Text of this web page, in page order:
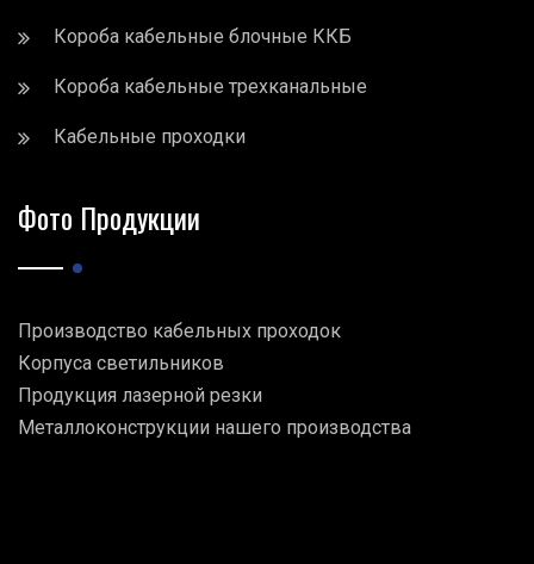
Короба кабельные блочные ККБ
Короба кабельные трехканальные
Кабельные проходки
Фото Продукции
Производство кабельных проходок
Корпуса светильников
Продукция лазерной резки
Металлоконструкции нашего производства